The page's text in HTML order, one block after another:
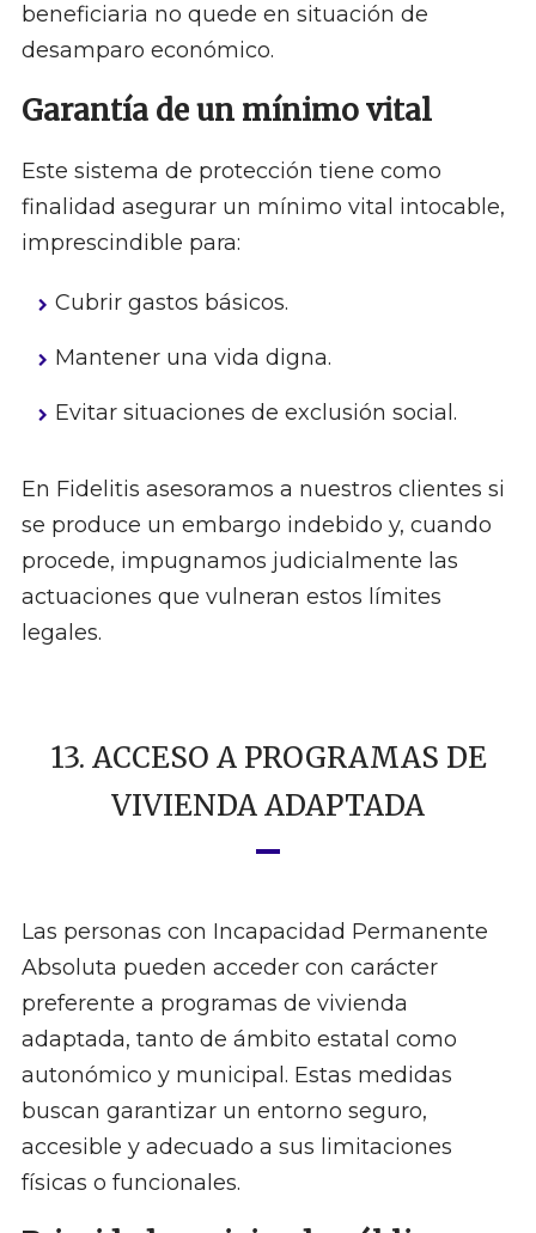
beneficiaria no quede en situación de
desamparo económico.
Garantía de un mínimo vital
Este sistema de protección tiene como
finalidad asegurar un mínimo vital intocable,
imprescindible para:
Cubrir gastos básicos.
Mantener una vida digna.
Evitar situaciones de exclusión social.
En Fidelitis asesoramos a nuestros clientes si
se produce un embargo indebido y, cuando
procede, impugnamos judicialmente las
actuaciones que vulneran estos límites
legales.
13. ACCESO A PROGRAMAS DE
VIVIENDA ADAPTADA
Las personas con Incapacidad Permanente
Absoluta pueden acceder con carácter
preferente a programas de vivienda
adaptada, tanto de ámbito estatal como
autonómico y municipal. Estas medidas
buscan garantizar un entorno seguro,
accesible y adecuado a sus limitaciones
físicas o funcionales.